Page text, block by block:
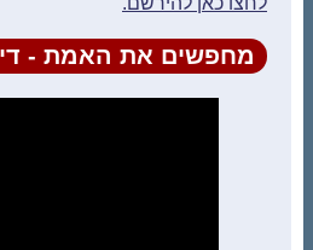
מחפשים את האמת -